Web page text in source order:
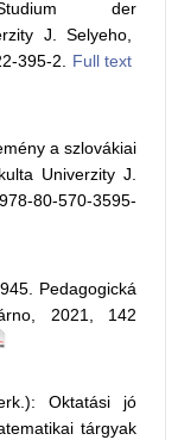
der
J. Selyeho,
395-2. Full text
a szlovákiai
Univerzity J.
80-570-3595-
Pedagogická
2021, 142
Oktatási jó
tárgyak